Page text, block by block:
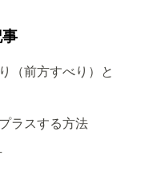
（前方すべり）と
ラスする方法